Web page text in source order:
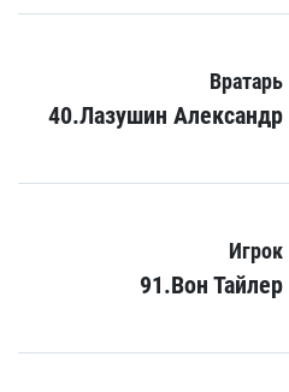
Вратарь
40.Лазушин Александр
Игрок
91.Вон Тайлер